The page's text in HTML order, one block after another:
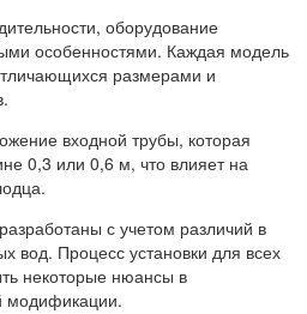
оборудование
особенностями. Каждая модель
размерами и
входной трубы, которая
0,3 или 0,6 м, что влияет на
с учетом различий в
вод. Процесс установки для всех
некоторые нюансы в
модификации.